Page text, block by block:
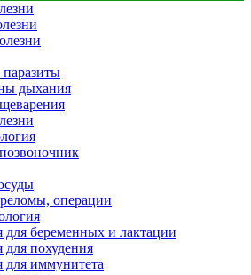
дыхания
операции
для беременных и лактации
для похудения
для иммунитета